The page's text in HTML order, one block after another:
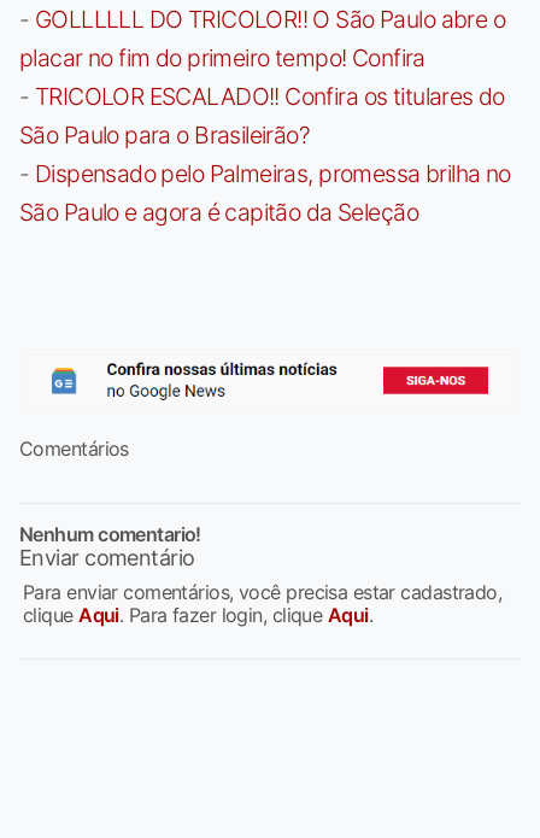
- GOLLLLLL DO TRICOLOR!! O São Paulo abre o
placar no fim do primeiro tempo! Confira
- TRICOLOR ESCALADO!! Confira os titulares do
São Paulo para o Brasileirão?
- Dispensado pelo Palmeiras, promessa brilha no
São Paulo e agora é capitão da Seleção
Comentários
Nenhum comentario!
Enviar comentário
Para enviar comentários, você precisa estar cadastrado,
cliqueAqui. Para fazer login, clique Aqui.